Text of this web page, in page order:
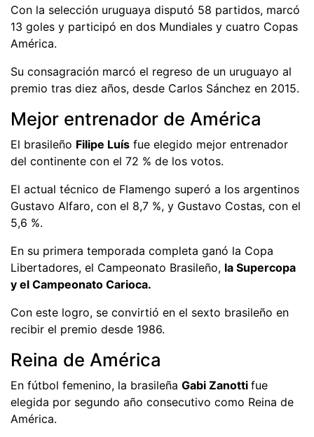
Con la selección uruguaya disputó 58 partidos, marcó
13 goles y participó en dos Mundiales y cuatro Copas
América.
Su consagración marcó el regreso de un uruguayo al
premio tras diez años, desde Carlos Sánchez en 2015.
Mejor entrenador de América
El brasileño Filipe Luís fue elegido mejor entrenador
del continente con el 72 % de los votos.
El actual técnico de Flamengo superó a los argentinos
Gustavo Alfaro, con el 8,7 %, y Gustavo Costas, con el
5,6 %.
En su primera temporada completa ganó la Copa
Libertadores, el Campeonato Brasileño, la Supercopa
y el Campeonato Carioca.
Con este logro, se convirtió en el sexto brasileño en
recibir el premio desde 1986.
Reina de América
En fútbol femenino, la brasileña Gabi Zanotti fue
elegida por segundo año consecutivo como Reina de
América.